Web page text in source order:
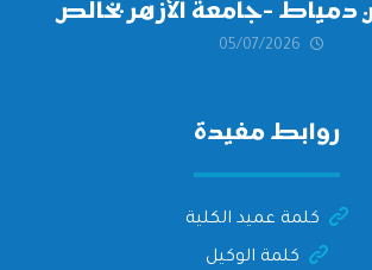
الطب بنين دمياط -جامعة الأزهر بخالص
وأصدق الأمنيات إلى الأستاذ
05/07/2026
روابط مفيدة
كلمة عميد الكلية
كلمة الوكيل